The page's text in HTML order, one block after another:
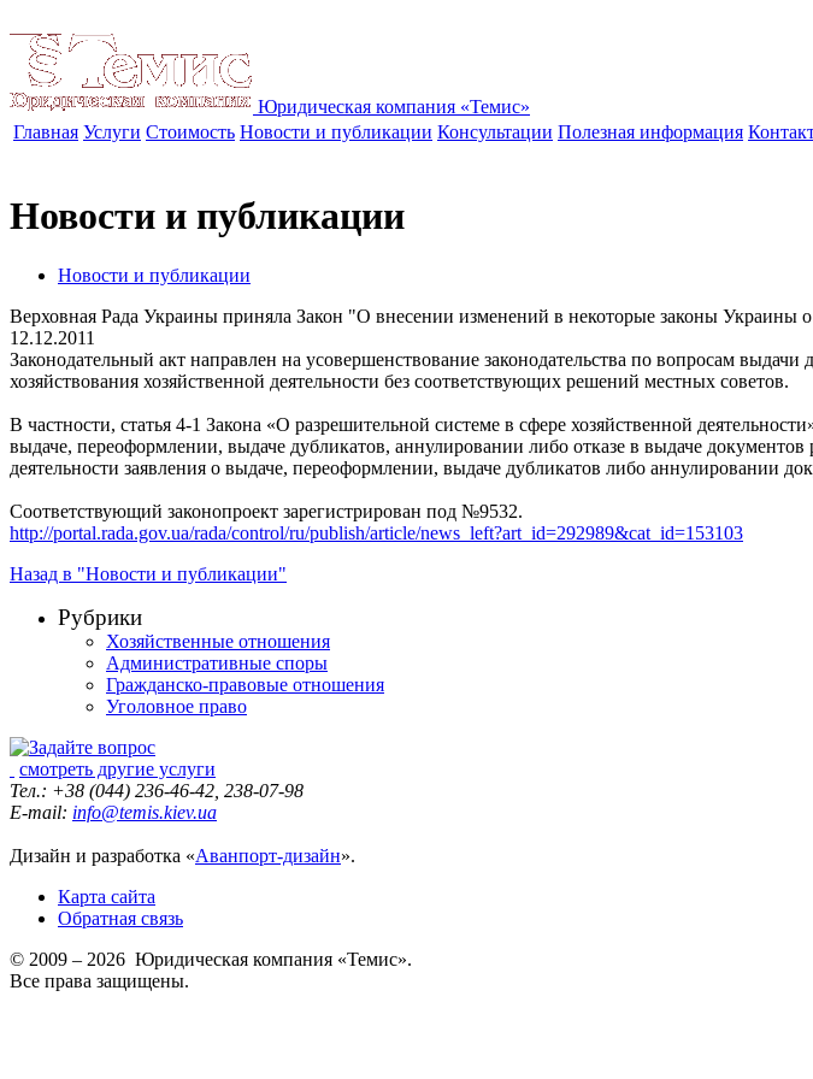
Юридическая компания «Темис»
Главная Услуги Стоимость Новости и публикации Консультации Полезная информация
Новости и публикации
Новости и публикации
Верховная Рада Украины приняла Закон "О внесении изменений в некоторые законы Украины о
12.12.2011
Законодательный акт направлен на усовершенствование законодательства по вопросам
хозяйствования хозяйственной деятельности без соответствующих решений местных советов.
В частности, статья 4-1 Закона «О разрешительной системе в сфере хозяйственной
выдаче, переоформлении, выдаче дубликатов, аннулировании либо отказе в выдаче документов
деятельности заявления о выдаче, переоформлении, выдаче дубликатов либо аннулировании
Соответствующий законопроект зарегистрирован под №9532.
http://portal.rada.gov.ua/rada/control/ru/publish/article/news_left?art_id=292989&cat_id=153103
Назад в "Новости и публикации"
Рубрики
Хозяйственные отношения
Административные споры
Гражданско-правовые отношения
Уголовное право
смотреть другие услуги
Тел.: +38 (044) 236-46-42, 238-07-98
E-mail: info@temis.kiev.ua
Дизайн и разработка «Аванпорт-дизайн».
Карта сайта
Обратная связь
© 2009 – 2026 Юридическая компания «Темис».
Все права защищены.